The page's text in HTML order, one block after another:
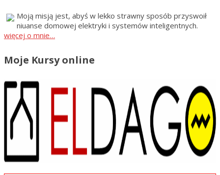
Moją misją jest, abyś w lekko strawny sposób przyswoił
niuanse domowej elektryki i systemów inteligentnych.
więcej o mnie…
Moje Kursy online